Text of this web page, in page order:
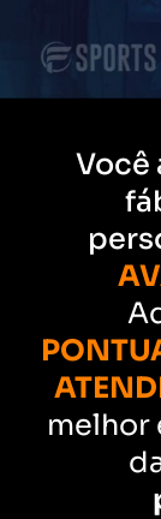
Você
melhor